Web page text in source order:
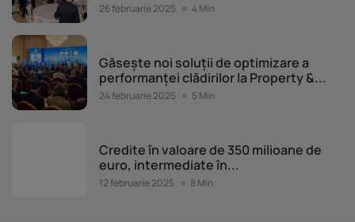
26 februarie 2025 4 Min
Găsește noi soluții de optimizare a
performanței clădirilor la Property &...
24 februarie 2025 5 Min
Credite în valoare de 350 milioane de
euro, intermediate în...
12 februarie 2025 8 Min